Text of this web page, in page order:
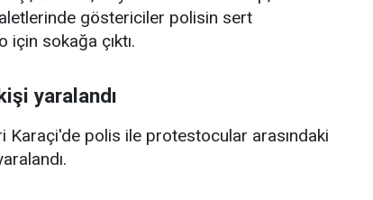
göstericiler polisin sert
sokağa çıktı.
yaralandı
Karaçi'de polis ile protestocular arasındaki